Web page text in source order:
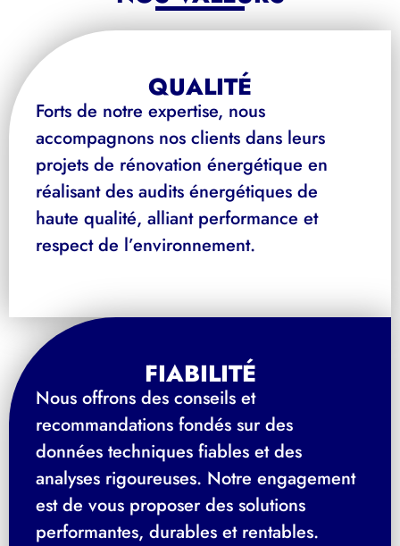
QUALITÉ
Forts de notre expertise, nous
accompagnons nos clients dans leurs
projets de rénovation énergétique en
réalisant des audits énergétiques de
haute qualité, alliant performance et
respect de l’environnement.
FIABILITÉ
Nous offrons des conseils et
recommandations fondés sur des
données techniques fiables et des
analyses rigoureuses. Notre engagement
est de vous proposer des solutions
performantes, durables et rentables.